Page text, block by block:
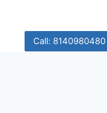
Call: 8140980480